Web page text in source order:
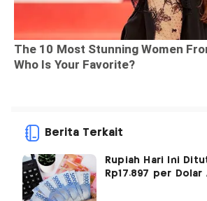
Berita Terkait
Rupiah Hari Ini
Rp17.897 per Dolar